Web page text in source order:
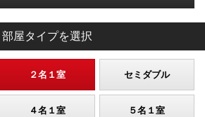
部屋タイプを選択
２名１室 セミダブル
４名１室 ５名１室